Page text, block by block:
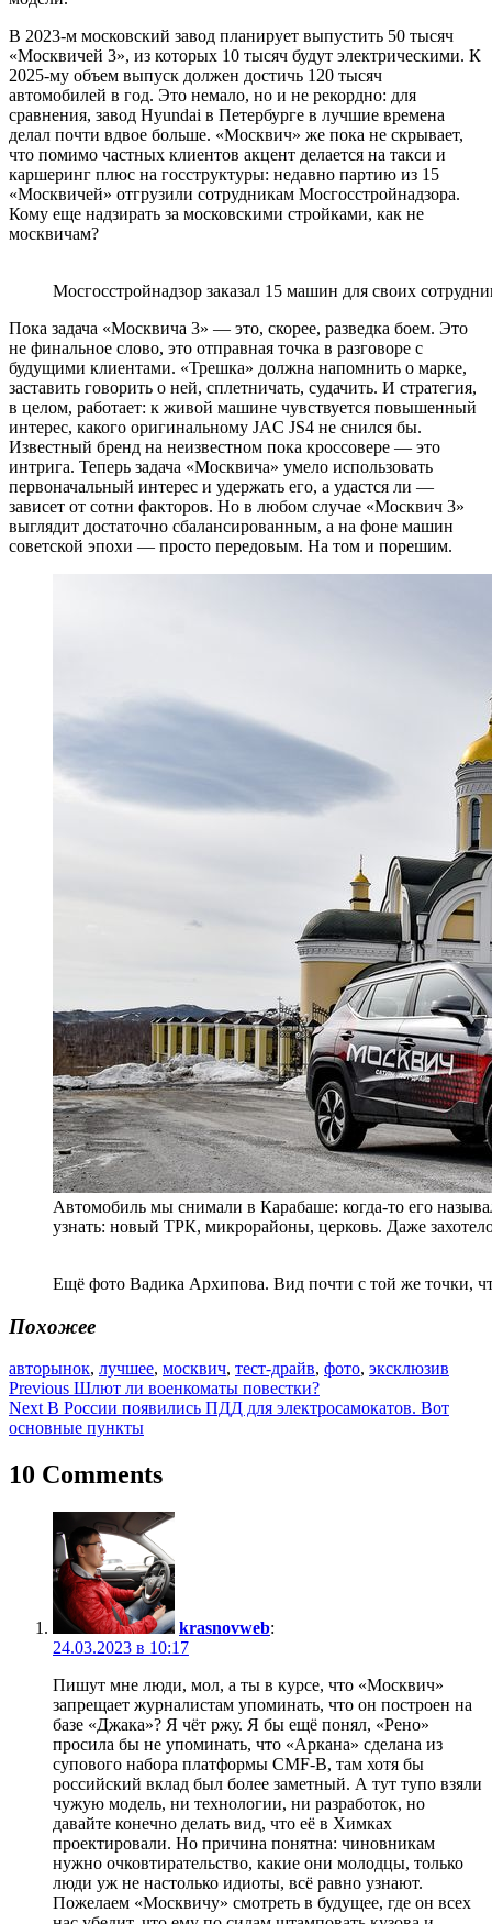
В 2023-м московский завод планирует выпустить 50 тысяч
«Москвичей 3», из которых 10 тысяч будут электрическими. К
2025-му объем выпуск должен достичь 120 тысяч
автомобилей в год. Это немало, но и не рекордно: для
сравнения, завод Hyundai в Петербурге в лучшие времена
делал почти вдвое больше. «Москвич» же пока не скрывает,
что помимо частных клиентов акцент делается на такси и
каршеринг плюс на госструктуры: недавно партию из 15
«Москвичей» отгрузили сотрудникам Мосгосстройнадзора.
Кому еще надзирать за московскими стройками, как не
москвичам?
Мосгосстройнадзор заказал 15 машин для своих
Пока задача «Москвича 3» — это, скорее, разведка боем. Это
не финальное слово, это отправная точка в разговоре с
будущими клиентами. «Трешка» должна напомнить о марке,
заставить говорить о ней, сплетничать, судачить. И стратегия,
в целом, работает: к живой машине чувствуется повышенный
интерес, какого оригинальному JAC JS4 не снился бы.
Известный бренд на неизвестном пока кроссовере — это
интрига. Теперь задача «Москвича» умело использовать
первоначальный интерес и удержать его, а удастся ли —
зависет от сотни факторов. Но в любом случае «Москвич 3»
выглядит достаточно сбалансированным, а на фоне машин
советской эпохи — просто передовым. На том и порешим.
Автомобиль мы снимали в Карабаше: когда-то его
узнать: новый ТРК, микрорайоны, церковь. Даже
Ещё фото Вадика Архипова. Вид почти с той же точки,
Похожее
авторынок, лучшее, москвич, тест-драйв, фото, эксклюзив
Навигация
по
Previous Шлют ли военкоматы повестки?
Next В России появились ПДД для электросамокатов. Вот
основные пункты
10 Comments
krasnovweb:
24.03.2023 в 10:17
Пишут мне люди, мол, а ты в курсе, что «Москвич»
запрещает журналистам упоминать, что он построен на
базе «Джака»? Я чёт ржу. Я бы ещё понял, «Рено»
просила бы не упоминать, что «Аркана» сделана из
супового набора платформы CMF-B, там хотя бы
российский вклад был более заметный. А тут тупо взяли
чужую модель, ни технологии, ни разработок, но
давайте конечно делать вид, что её в Химках
проектировали. Но причина понятна: чиновникам
нужно очковтирательство, какие они молодцы, только
люди уж не настолько идиоты, всё равно узнают.
Пожелаем «Москвичу» смотреть в будущее, где он всех